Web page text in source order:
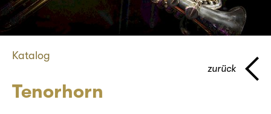
Katalog
Tenorhorn
zurück